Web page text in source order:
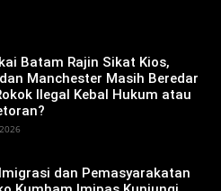
Batam Rajin Sikat Kios,
Manchester Masih Beredar
Ilegal Kebal Hukum atau
dan Pemasyarakatan